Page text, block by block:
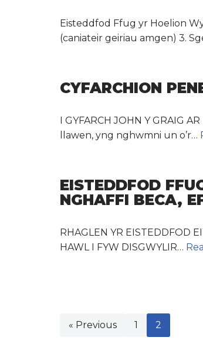
Eisteddfod Ffug yr Hoelion
(caniateir geiriau amgen) 3.
CYFARCHION
I GYFARCH JOHN Y GRAIG
llawen, yng nghwmni un o’r…
EISTEDDFOD
NGHAFFI BECA,
RHAGLEN YR EISTEDDFOD
HAWL I FYW DISGWYLIR…
« Previous 1 2